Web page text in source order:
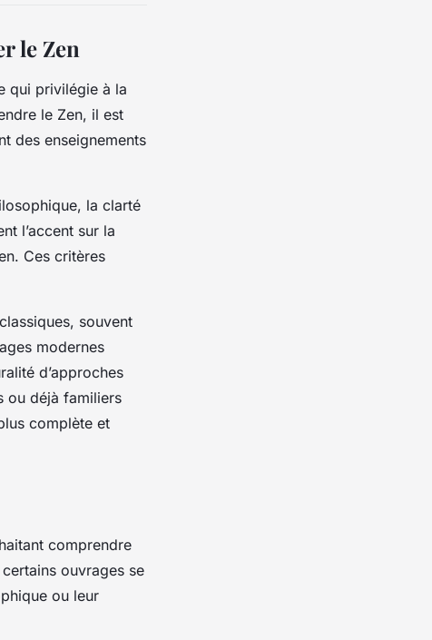
le Zen
qui privilégie à la
le Zen, il est
des enseignements
la clarté
l’accent sur la
Ces critères
souvent
modernes
d’approches
ou déjà familiers
complète et
comprendre
ouvrages se
ou leur